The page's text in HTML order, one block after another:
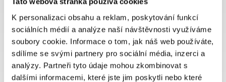
K personalizaci obsahu a reklam, poskytování funkcí
sociálních médií a analýze naší návštěvnosti využíváme
soubory cookie. Informace o tom, jak náš web používáte,
sdílíme se svými partnery pro sociální média, inzerci a
analýzy. Partneři tyto údaje mohou zkombinovat s
dalšími informacemi, které jste jim poskytli nebo které
Zboží SKLADEM
expedujeme do 24 hod.
VÍCE INFO
Výměna velikosti ZDARMA
do 30 dnů
VÍCE INFO